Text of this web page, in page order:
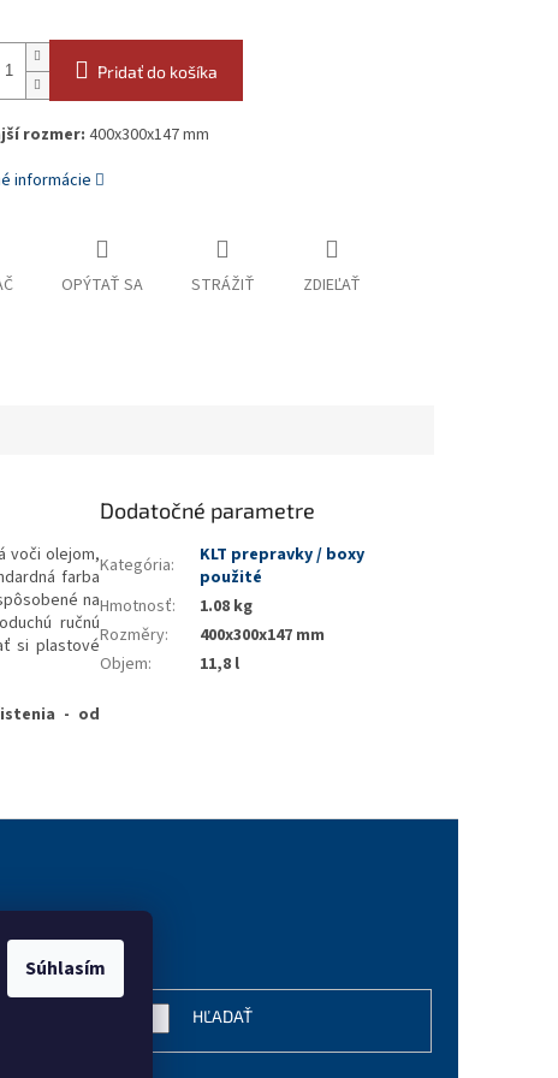
Súhlasím
Pridať do košíka
rozmer:400x300x147 mm
informácie
OPÝTAŤ SA STRÁŽIŤ ZDIEĽAŤ
voči olejom,
farba
na
ručnú
si plastové
- od
Dodatočné parametre
Kategória:
KLT prepravky / boxy
použité
Hmotnosť:
1.08 kg
Rozměry:
400x300x147 mm
Objem: 11,8 l
HĽADAŤ